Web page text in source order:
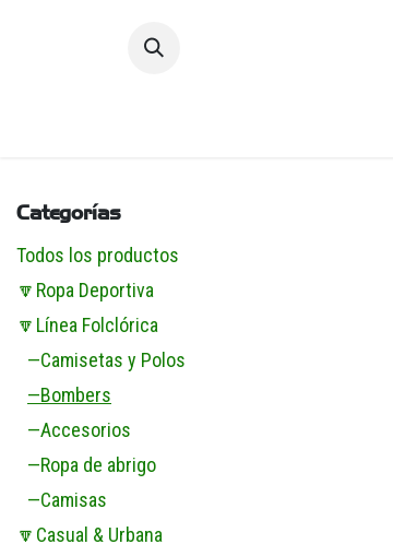
Categorías
Todos los productos
🔽Ropa Deportiva
🔽Línea Folclórica
—Camisetas y Polos
—Bombers
—Accesorios
—Ropa de abrigo
—Camisas
🔽Casual & Urbana